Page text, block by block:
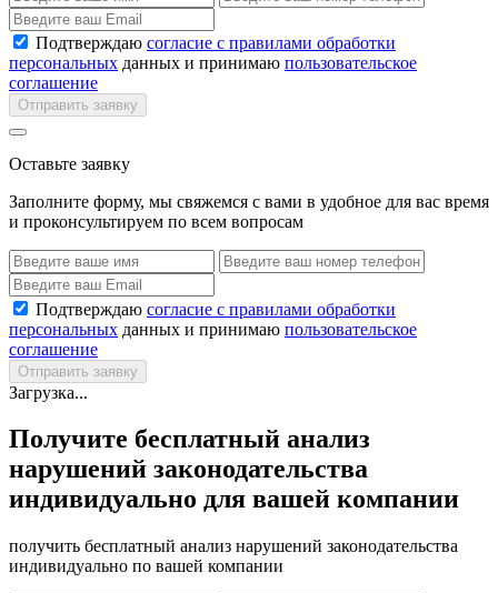
Подтверждаю согласие с правилами обработки
персональных данных и принимаю пользовательское
соглашение
Отправить заявку
Оставьте заявку
Заполните форму, мы свяжемся с вами в удобное для вас время
и проконсультируем по всем вопросам
Подтверждаю согласие с правилами обработки
персональных данных и принимаю пользовательское
соглашение
Отправить заявку
Загрузка...
Получите бесплатный анализ
нарушений законодательства
индивидуально для вашей компании
получить бесплатный анализ нарушений законодательства
индивидуально по вашей компании